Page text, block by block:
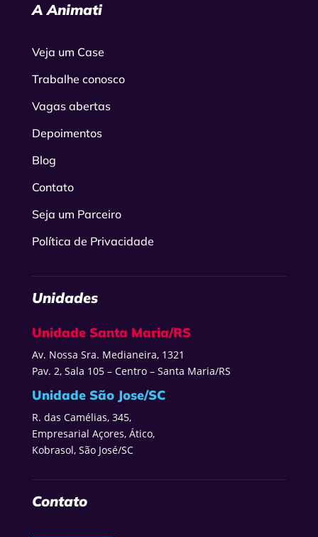
A Animati
Veja um Case
Trabalhe conosco
Vagas abertas
Depoimentos
Blog
Contato
Seja um Parceiro
Política de Privacidade
Unidades
Unidade Santa Maria/RS
Av. Nossa Sra. Medianeira, 1321
Pav. 2, Sala 105 – Centro – Santa Maria/RS
Unidade São Jose/SC
R. das Camélias, 345,
Empresarial Açores, Ático,
Kobrasol, São José/SC
Contato